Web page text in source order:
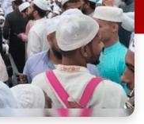
বলেন,
দোসর।
এখন বর্তমান